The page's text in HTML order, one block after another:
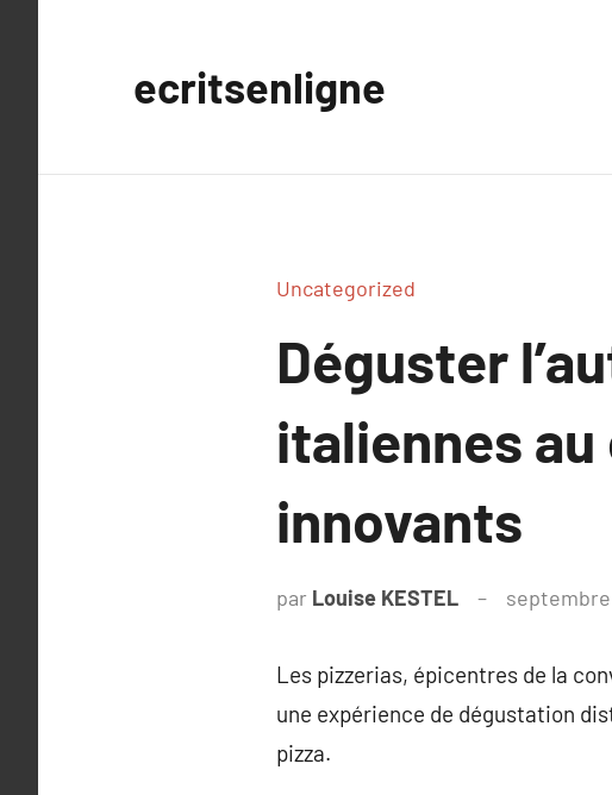
ecritsenligne
Uncategorized
Déguster
italiennes
innovants
par Louise KESTEL septembre
Les pizzerias, épicentres de la
une expérience de dégustation
pizza.